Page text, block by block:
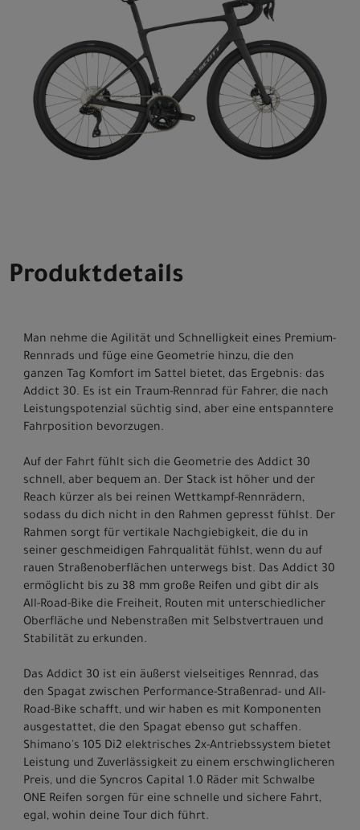
Produktdetails
Man nehme die Agilität und Schnelligkeit eines Premium-
Rennrads und füge eine Geometrie hinzu, die den
ganzen Tag Komfort im Sattel bietet, das Ergebnis: das
Addict 30. Es ist ein Traum-Rennrad für Fahrer, die nach
Leistungspotenzial süchtig sind, aber eine entspanntere
Fahrposition bevorzugen.
Auf der Fahrt fühlt sich die Geometrie des Addict 30
schnell, aber bequem an. Der Stack ist höher und der
Reach kürzer als bei reinen Wettkampf-Rennrädern,
sodass du dich nicht in den Rahmen gepresst fühlst. Der
Rahmen sorgt für vertikale Nachgiebigkeit, die du in
seiner geschmeidigen Fahrqualität fühlst, wenn du auf
rauen Straßenoberflächen unterwegs bist. Das Addict 30
ermöglicht bis zu 38 mm große Reifen und gibt dir als
All-Road-Bike die Freiheit, Routen mit unterschiedlicher
Oberfläche und Nebenstraßen mit Selbstvertrauen und
Stabilität zu erkunden.
Das Addict 30 ist ein äußerst vielseitiges Rennrad, das
den Spagat zwischen Performance-Straßenrad- und All-
Road-Bike schafft, und wir haben es mit Komponenten
ausgestattet, die den Spagat ebenso gut schaffen.
Shimano's 105 Di2 elektrisches 2x-Antriebssystem bietet
Leistung und Zuverlässigkeit zu einem erschwinglicheren
Preis, und die Syncros Capital 1.0 Räder mit Schwalbe
ONE Reifen sorgen für eine schnelle und sichere Fahrt,
egal, wohin deine Tour dich führt.